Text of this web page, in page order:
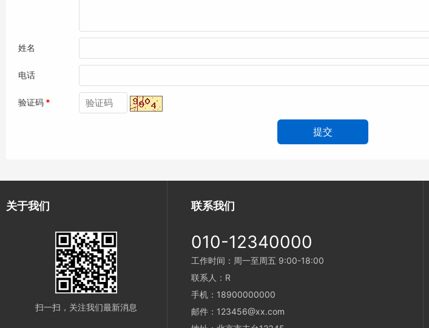
姓名
电话
验证码 *
关于我们
扫一扫，关注我们最新消息
联系我们
010-12340000
工作时间：周一至周五 9:00-18:00
联系人：R
手机：18900000000
邮件：123456@xx.com